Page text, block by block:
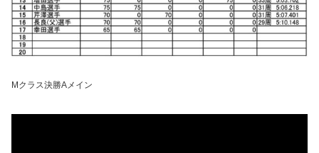
Mクラス決勝Aメイン